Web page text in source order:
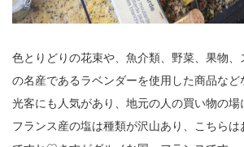
色とりどりの花束や、魚介類、野菜、果物
の名産であるラベンダーを使用した商品な
光客にも人気があり、地元の人の買い物の場
フランス産の塩は種類が沢山あり、こちらは